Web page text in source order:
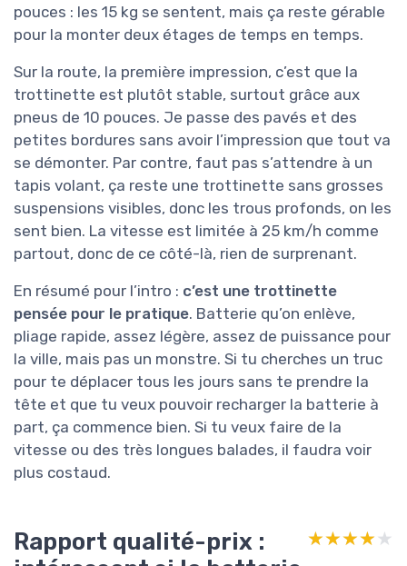
pouces : les 15 kg se sentent, mais ça reste gérable
pour la monter deux étages de temps en temps.
Sur la route, la première impression, c’est que la
trottinette est plutôt stable, surtout grâce aux
pneus de 10 pouces. Je passe des pavés et des
petites bordures sans avoir l’impression que tout va
se démonter. Par contre, faut pas s’attendre à un
tapis volant, ça reste une trottinette sans grosses
suspensions visibles, donc les trous profonds, on les
sent bien. La vitesse est limitée à 25 km/h comme
partout, donc de ce côté-là, rien de surprenant.
En résumé pour l’intro : c’est une trottinette
pensée pour le pratique. Batterie qu’on enlève,
pliage rapide, assez légère, assez de puissance pour
la ville, mais pas un monstre. Si tu cherches un truc
pour te déplacer tous les jours sans te prendre la
tête et que tu veux pouvoir recharger la batterie à
part, ça commence bien. Si tu veux faire de la
vitesse ou des très longues balades, il faudra voir
plus costaud.
Rapport qualité-prix :
★★★★★
★★★★★